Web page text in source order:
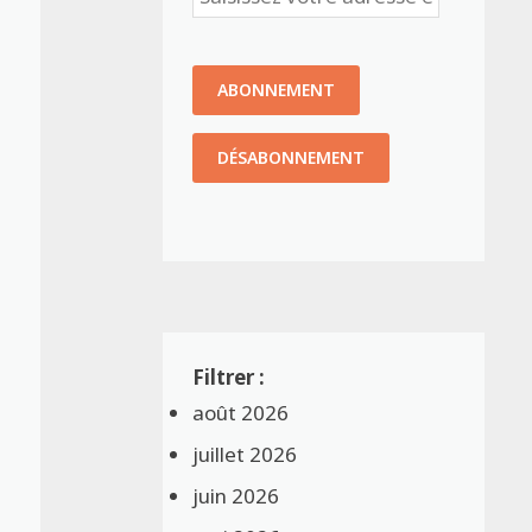
août 2026
juillet 2026
juin 2026